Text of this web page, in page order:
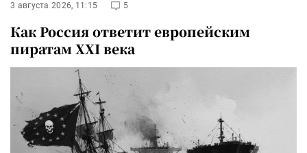
3 августа 2026, 11:15 5
Как Россия ответит европейским
пиратам XXI века